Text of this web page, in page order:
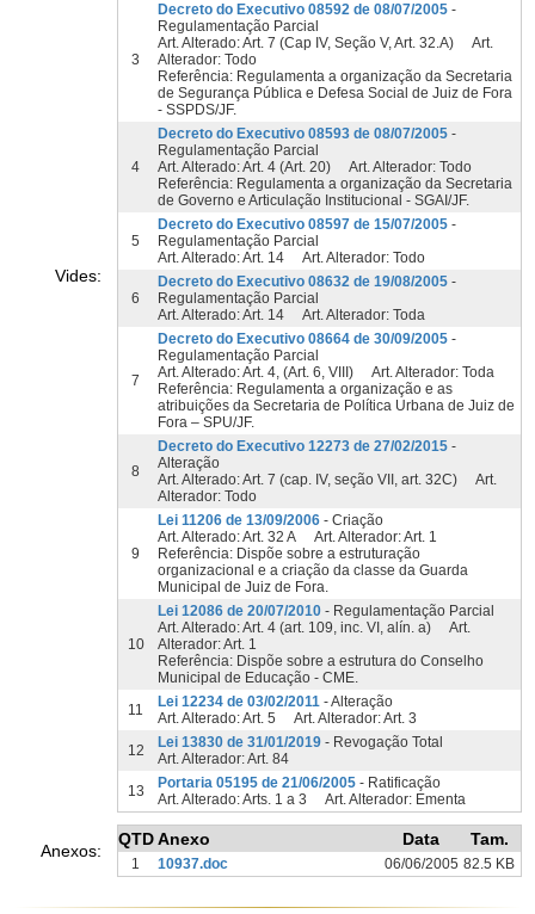
Vides:
3
Decreto do Executivo 08592 de 08/07/2005-
Regulamentação Parcial
Art. Alterado: Art. 7 (Cap IV, Seção V, Art. 32.A) Art.
Alterador: Todo
Referência: Regulamenta a organização da Secretaria
de Segurança Pública e Defesa Social de Juiz de Fora
- SSPDS/JF.
4
Decreto do Executivo 08593 de 08/07/2005-
Regulamentação Parcial
Art. Alterado: Art. 4 (Art. 20) Art. Alterador: Todo
Referência: Regulamenta a organização da Secretaria
de Governo e Articulação Institucional - SGAI/JF.
5
Decreto do Executivo 08597 de 15/07/2005-
Regulamentação Parcial
Art. Alterado: Art. 14 Art. Alterador: Todo
6
Decreto do Executivo 08632 de 19/08/2005-
Regulamentação Parcial
Art. Alterado: Art. 14 Art. Alterador: Toda
7
Decreto do Executivo 08664 de 30/09/2005-
Regulamentação Parcial
Art. Alterado: Art. 4, (Art. 6, VIII) Art. Alterador: Toda
Referência: Regulamenta a organização e as
atribuições da Secretaria de Política Urbana de Juiz de
Fora – SPU/JF.
8
Decreto do Executivo 12273 de 27/02/2015-
Alteração
Art. Alterado: Art. 7 (cap. IV, seção VII, art. 32C) Art.
Alterador: Todo
9
Lei 11206 de 13/09/2006- Criação
Art. Alterado: Art. 32 A Art. Alterador: Art. 1
Referência: Dispõe sobre a estruturação
organizacional e a criação da classe da Guarda
Municipal de Juiz de Fora.
10
Lei 12086 de 20/07/2010- Regulamentação Parcial
Art. Alterado: Art. 4 (art. 109, inc. VI, alín. a) Art.
Alterador: Art. 1
Referência: Dispõe sobre a estrutura do Conselho
Municipal de Educação - CME.
11
Lei 12234 de 03/02/2011- Alteração
Art. Alterado: Art. 5 Art. Alterador: Art. 3
12
Lei 13830 de 31/01/2019- Revogação Total
Art. Alterador: Art. 84
13
Portaria 05195 de 21/06/2005- Ratificação
Art. Alterado: Arts. 1 a 3 Art. Alterador: Ementa
Anexos:
QTD Anexo Data Tam.
1 10937.doc 06/06/2005 82.5 KB